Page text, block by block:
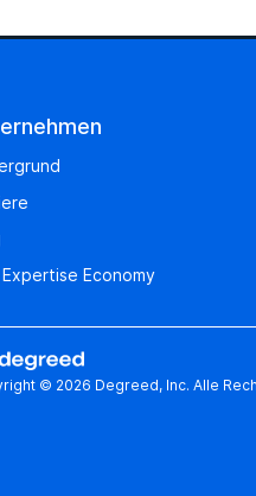
Economy
© 2026 Degreed, Inc. Alle